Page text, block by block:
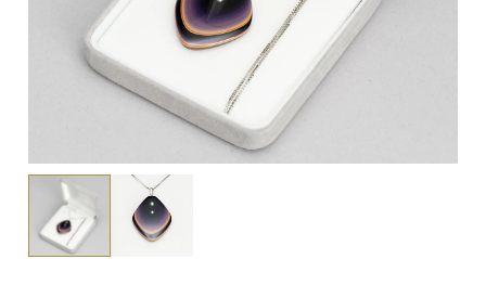
〒104-0031 東京都中央区京橋二丁目2番1号
ARTerraceとは プライバシーポリシー